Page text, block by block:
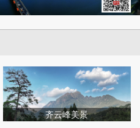
齐云峰美景